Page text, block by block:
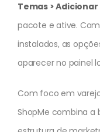
Temas >
pacote e ative.
instalados, as
aparecer no painel
Com foco em
ShopMe combina